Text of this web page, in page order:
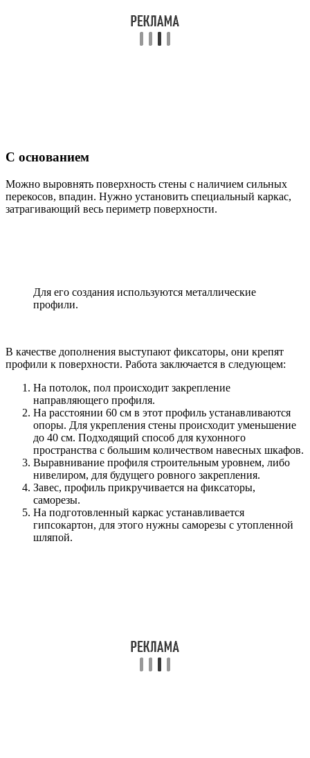
С основанием
Можно выровнять поверхность стены с наличием сильных
перекосов, впадин. Нужно установить специальный каркас,
затрагивающий весь периметр поверхности.
Для его создания используются металлические
профили.
В качестве дополнения выступают фиксаторы, они крепят
профили к поверхности. Работа заключается в следующем:
На потолок, пол происходит закрепление
направляющего профиля.
На расстоянии 60 см в этот профиль устанавливаются
опоры. Для укрепления стены происходит уменьшение
до 40 см. Подходящий способ для кухонного
пространства с большим количеством навесных шкафов.
Выравнивание профиля строительным уровнем, либо
нивелиром, для будущего ровного закрепления.
Завес, профиль прикручивается на фиксаторы,
саморезы.
На подготовленный каркас устанавливается
гипсокартон, для этого нужны саморезы с утопленной
шляпой.